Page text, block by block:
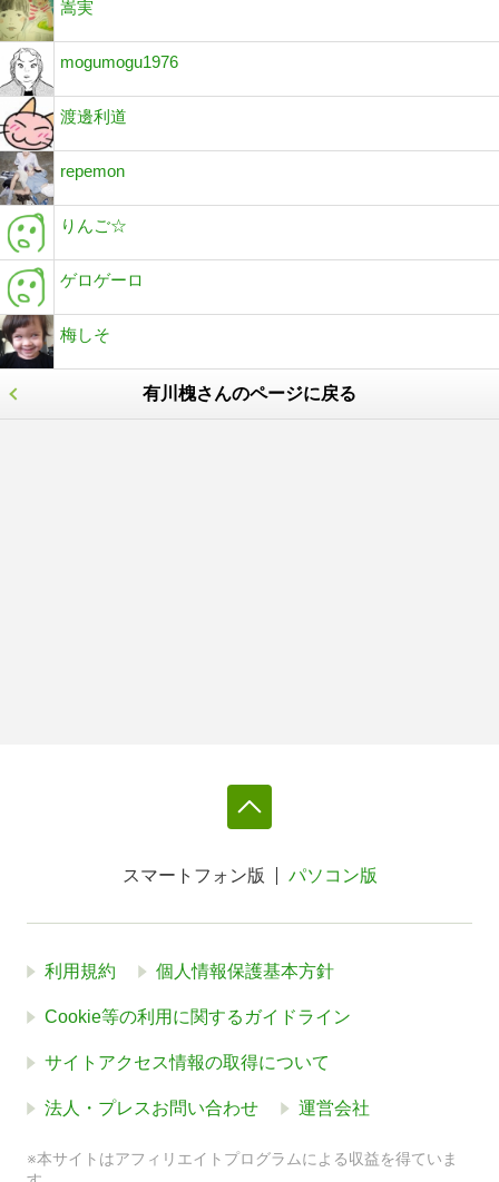
嵩実
mogumogu1976
渡邊利道
repemon
りんご☆
ゲロゲーロ
梅しそ
有川槐さんのページに戻る
スマートフォン版 パソコン版
利用規約 個人情報保護基本方針
Cookie等の利用に関するガイドライン
サイトアクセス情報の取得について
法人・プレスお問い合わせ 運営会社
※本サイトはアフィリエイトプログラムによる収益を得ていま